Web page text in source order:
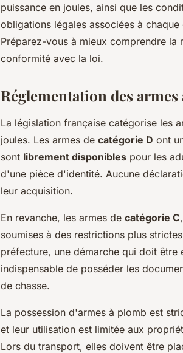
puissance en joules, ainsi que les
obligations légales associées à
Préparez-vous à mieux comprendre la
conformité avec la loi.
Réglementation des
La législation française catégorise les
joules. Les armes de catégorie D ont
sont librement disponibles pour les
d'une pièce d'identité. Aucune
leur acquisition.
En revanche, les armes de catégorie C
soumises à des restrictions plus
préfecture, une démarche qui doit
indispensable de posséder les
de chasse.
La possession d'armes à plomb est
et leur utilisation est limitée aux
Lors du transport, elles doivent être